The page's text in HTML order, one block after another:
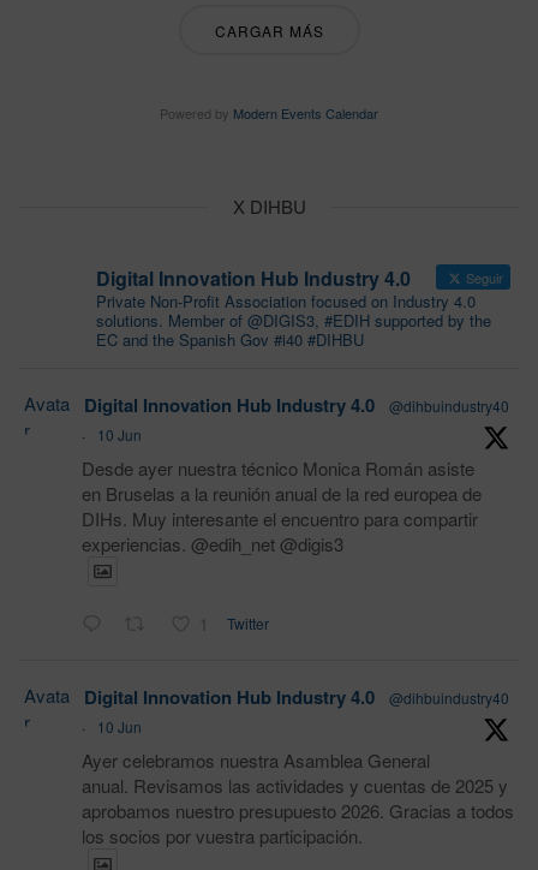
CARGAR MÁS
Powered by Modern Events Calendar
X DIHBU
Digital Innovation Hub Industry 4.0 Seguir
Private Non-Profit Association focused on Industry 4.0
solutions. Member of @DIGIS3, #EDIH supported by the
EC and the Spanish Gov #i40 #DIHBU
Avata
r
Digital Innovation Hub Industry 4.0
@dihbuindustry40
·
10 Jun
Desde ayer nuestra técnico Monica Román asiste
en Bruselas a la reunión anual de la red europea de
DIHs. Muy interesante el encuentro para compartir
experiencias. @edih_net @digis3
1 Twitter
Avata
r
Digital Innovation Hub Industry 4.0
@dihbuindustry40
·
10 Jun
Ayer celebramos nuestra Asamblea General
anual. Revisamos las actividades y cuentas de 2025 y
aprobamos nuestro presupuesto 2026. Gracias a todos
los socios por vuestra participación.